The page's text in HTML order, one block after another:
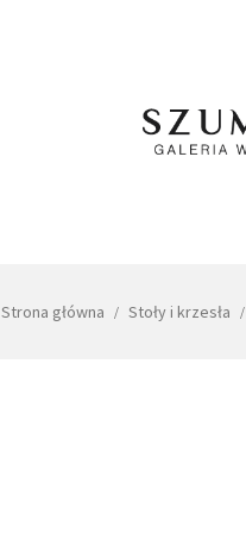
Strona główna Stoły i krzesła